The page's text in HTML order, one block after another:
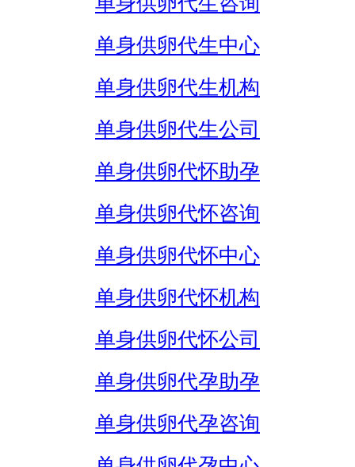
单身供卵代生中心
单身供卵代生机构
单身供卵代生公司
单身供卵代怀助孕
单身供卵代怀咨询
单身供卵代怀中心
单身供卵代怀机构
单身供卵代怀公司
单身供卵代孕助孕
单身供卵代孕咨询